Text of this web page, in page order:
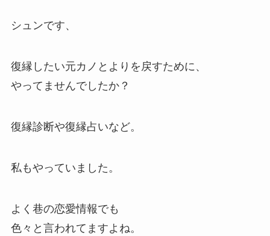
シュンです、
復縁したい元カノとよりを戻すために、
やってませんでしたか？
復縁診断や復縁占いなど。
私もやっていました。
よく巷の恋愛情報でも
色々と言われてますよね。